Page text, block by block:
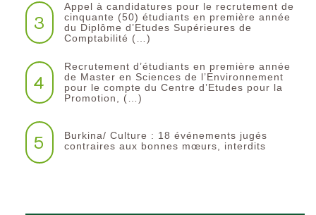
3
Appel à candidatures pour le recrutement de
cinquante (50) étudiants en première année
du Diplôme d’Etudes Supérieures de
Comptabilité (…)
4
Recrutement d’étudiants en première année
de Master en Sciences de l’Environnement
pour le compte du Centre d’Etudes pour la
Promotion, (…)
5
Burkina/ Culture : 18 événements jugés
contraires aux bonnes mœurs, interdits